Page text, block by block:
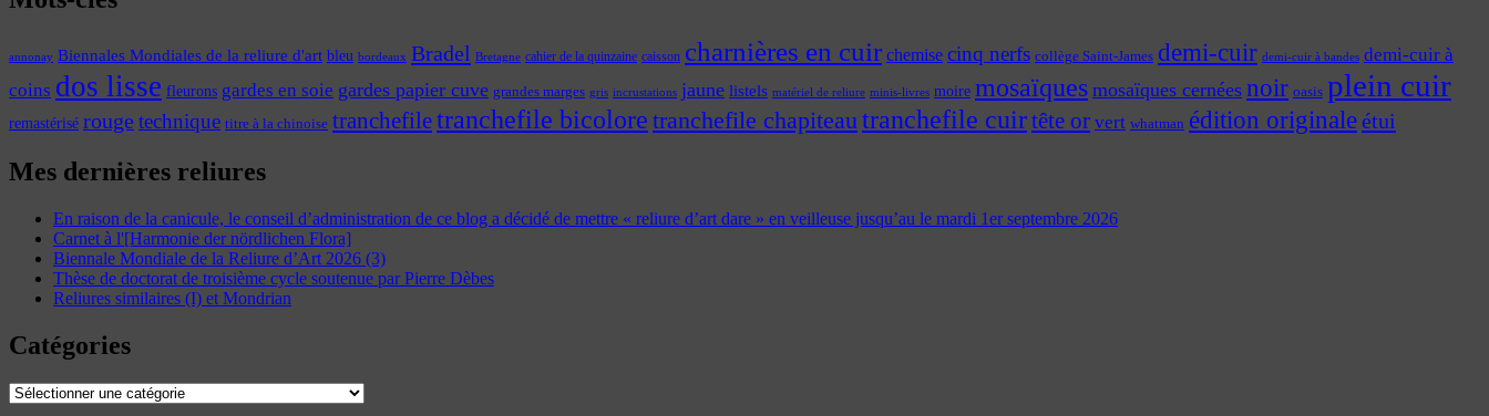
annonay Biennales Mondiales de la reliure d'art bleu bordeaux Bradel Bretagne cahier de la quinzaine caisson charnières en cuir chemise cinq nerfs collège Saint-James demi-cuir demi-cuir à bandes demi-cuir à
coins dos lisse fleurons gardes en soie gardes papier cuve grandes marges gris incrustations jaune listels matériel de reliure minis-livres moire mosaïques mosaïques cernées noir oasis plein cuir
remastérisé rougetechnique titre à la chinoise tranchefiletranchefile bicolore tranchefile chapiteautranchefile cuirtête or vert whatman édition originaleétui
Mes dernières reliures
En raison de la canicule, le conseil d’administration de ce blog a décidé de mettre « reliure d’art dare » en veilleuse jusqu’au le mardi 1er septembre 2026
Carnet à l'[Harmonie der nördlichen Flora]
Biennale Mondiale de la Reliure d’Art 2026 (3)
Thèse de doctorat de troisième cycle soutenue par Pierre Dèbes
Reliures similaires (I) et Mondrian
Catégories
Catégories